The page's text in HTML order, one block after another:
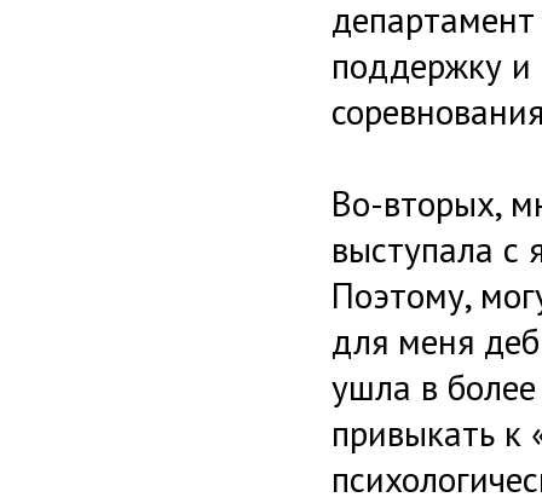
поддержку и
Во-вторых,
выступала с
Поэтому,
для меня
ушла в
привыкать к